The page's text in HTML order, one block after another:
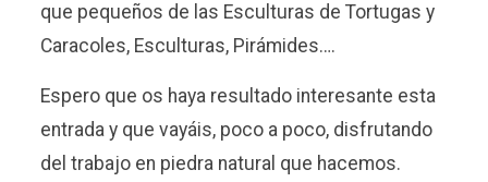
que pequeños de las Esculturas de Tortugas y
Caracoles, Esculturas, Pirámides….
Espero que os haya resultado interesante esta
entrada y que vayáis, poco a poco, disfrutando
del trabajo en piedra natural que hacemos.